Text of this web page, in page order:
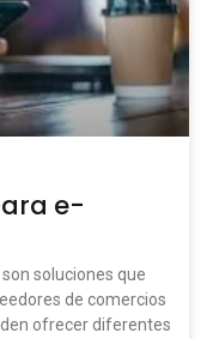
e-
soluciones que
de comercios
ofrecer diferentes